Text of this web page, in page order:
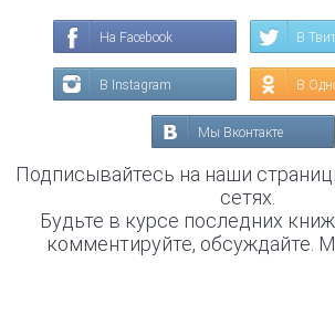
На Facebook В
В Instagram В
Мы Вконтакте
Подписывайтесь на наши
сетях.
Будьте в курсе последних
комментируйте, обсуждайте.